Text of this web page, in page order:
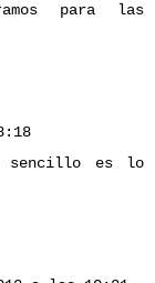
para las
sencillo es lo